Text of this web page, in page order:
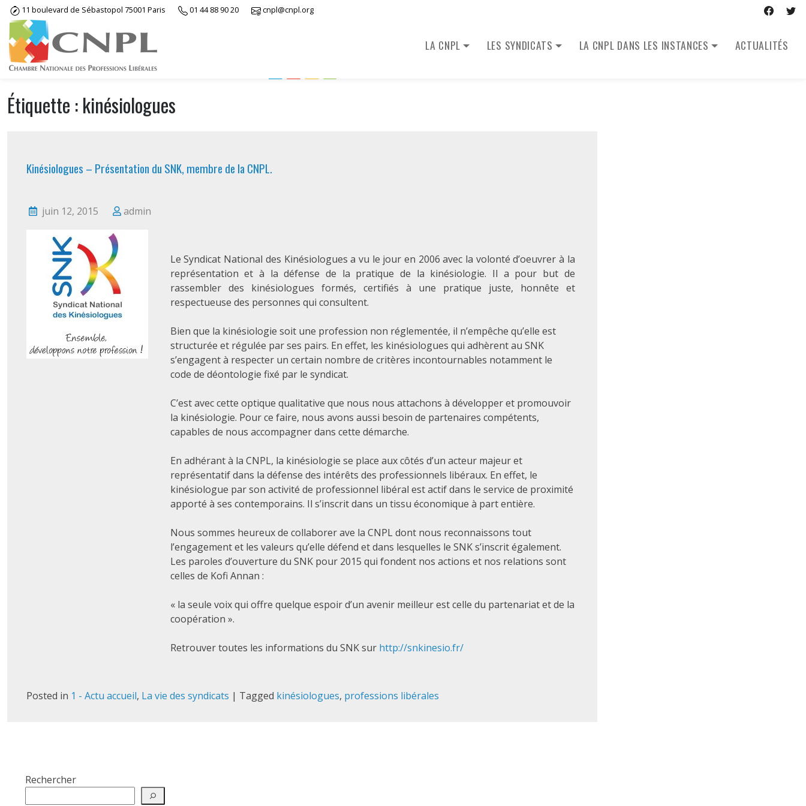
Skip
content
11 boulevard de Sébastopol 75001 Paris 01 44 88 90 20 cnpl@cnpl.org
LA CNPL LES SYNDICATS LA CNPL DANS LES INSTANCES ACTUALITÉS
Étiquette :kinésiologues
Kinésiologues – Présentation du SNK, membre de la CNPL.
juin 12, 2015 admin
Le Syndicat National des Kinésiologues a vu le jour en 2006 avec la volonté d’oeuvrer à la
représentation et à la défense de la pratique de la kinésiologie. Il a pour but de
rassembler des kinésiologues formés, certifiés à une pratique juste, honnête et
respectueuse des personnes qui consultent.
Bien que la kinésiologie soit une profession non réglementée, il n’empêche qu’elle est
structurée et régulée par ses pairs. En effet, les kinésiologues qui adhèrent au SNK
s’engagent à respecter un certain nombre de critères incontournables notamment le
code de déontologie fixé par le syndicat.
C’est avec cette optique qualitative que nous nous attachons à développer et promouvoir
la kinésiologie. Pour ce faire, nous avons aussi besoin de partenaires compétents,
capables de nous accompagner dans cette démarche.
En adhérant à la CNPL, la kinésiologie se place aux côtés d’un acteur majeur et
représentatif dans la défense des intérêts des professionnels libéraux. En effet, le
kinésiologue par son activité de professionnel libéral est actif dans le service de proximité
apporté à ses contemporains. Il s’inscrit dans un tissu économique à part entière.
Nous sommes heureux de collaborer ave la CNPL dont nous reconnaissons tout
l’engagement et les valeurs qu’elle défend et dans lesquelles le SNK s’inscrit également.
Les paroles d’ouverture du SNK pour 2015 qui fondent nos actions et nos relations sont
celles de Kofi Annan :
« la seule voix qui offre quelque espoir d’un avenir meilleur est celle du partenariat et de la
coopération ».
Retrouver toutes les informations du SNK sur http://snkinesio.fr/
Posted in 1 - Actu accueil, La vie des syndicats | Tagged kinésiologues, professions libérales
Rechercher